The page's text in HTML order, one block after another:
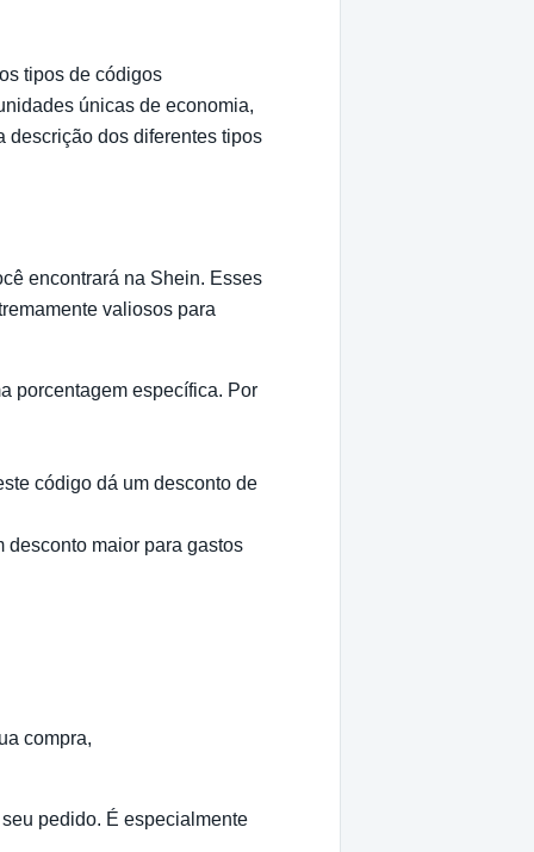
tipos de códigos
únicas de economia,
descrição dos diferentes tipos
encontrará na Shein. Esses
valiosos para
porcentagem específica. Por
código dá um desconto de
desconto maior para gastos
compra,
pedido. É especialmente